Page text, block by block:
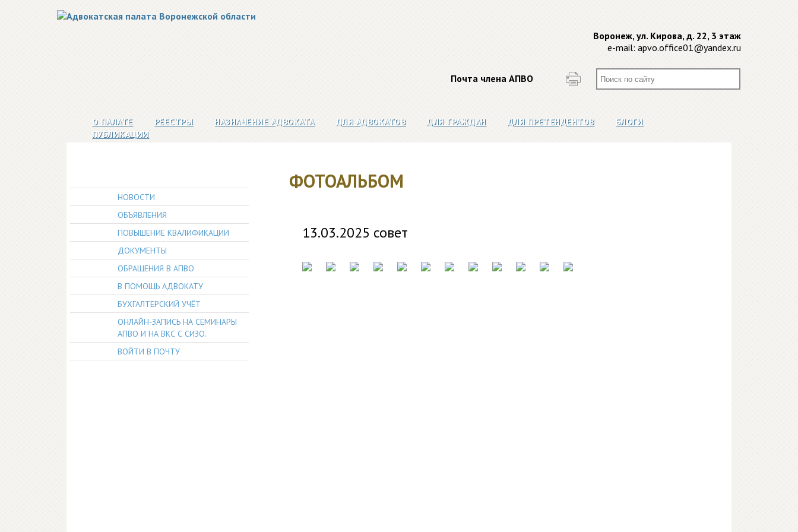
Воронеж, ул. Кирова, д. 22, 3 этаж
e-mail: apvo.office01@yandex.ru
Почта члена АПВО
О ПАЛАТЕ РЕЕСТРЫ НАЗНАЧЕНИЕ АДВОКАТА ДЛЯ АДВОКАТОВ ДЛЯ ГРАЖДАН ДЛЯ ПРЕТЕНДЕНТОВ
БЛОГИ
ПУБЛИКАЦИИ
НОВОСТИ
ОБЪЯВЛЕНИЯ
ПОВЫШЕНИЕ КВАЛИФИКАЦИИ
ДОКУМЕНТЫ
ОБРАЩЕНИЯ В АПВО
В ПОМОЩЬ АДВОКАТУ
БУХГАЛТЕРСКИЙ УЧЁТ
ОНЛАЙН-ЗАПИСЬ НА СЕМИНАРЫ
АПВО И НА ВКС С СИЗО.
ВОЙТИ В ПОЧТУ
ФОТОАЛЬБОМ
13.03.2025 совет